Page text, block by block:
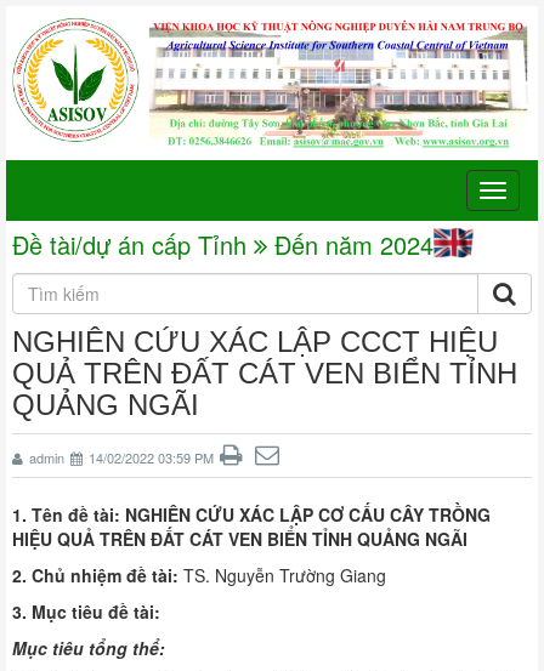
Toggle
Đề tài/dự án cấp Tỉnh Đến năm 2024
NGHIÊN CỨU XÁC LẬP CCCT HIỆU
QUẢ TRÊN ĐẤT CÁT VEN BIỂN TỈNH
QUẢNG NGÃI
admin 14/02/2022 03:59 PM
1. Tên đề tài: NGHIÊN CỨU XÁC LẬP CƠ CẤU CÂY TRỒNG
HIỆU QUẢ TRÊN ĐẤT CÁT VEN BIỂN TỈNH QUẢNG NGÃI
2. Chủ nhiệm đề tài: TS. Nguyễn Trường Giang
3. Mục tiêu đề tài:
Mục tiêu tổng thể: